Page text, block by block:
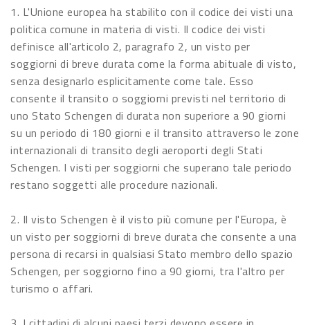
1. L'Unione europea ha stabilito con il codice dei visti una
politica comune in materia di visti. Il codice dei visti
definisce all'articolo 2, paragrafo 2, un visto per
soggiorni di breve durata come la forma abituale di visto,
senza designarlo esplicitamente come tale. Esso
consente il transito o soggiorni previsti nel territorio di
uno Stato Schengen di durata non superiore a 90 giorni
su un periodo di 180 giorni e il transito attraverso le zone
internazionali di transito degli aeroporti degli Stati
Schengen. I visti per soggiorni che superano tale periodo
restano soggetti alle procedure nazionali.
2. Il visto Schengen è il visto più comune per l'Europa, è
un visto per soggiorni di breve durata che consente a una
persona di recarsi in qualsiasi Stato membro dello spazio
Schengen, per soggiorno fino a 90 giorni, tra l'altro per
turismo o affari.